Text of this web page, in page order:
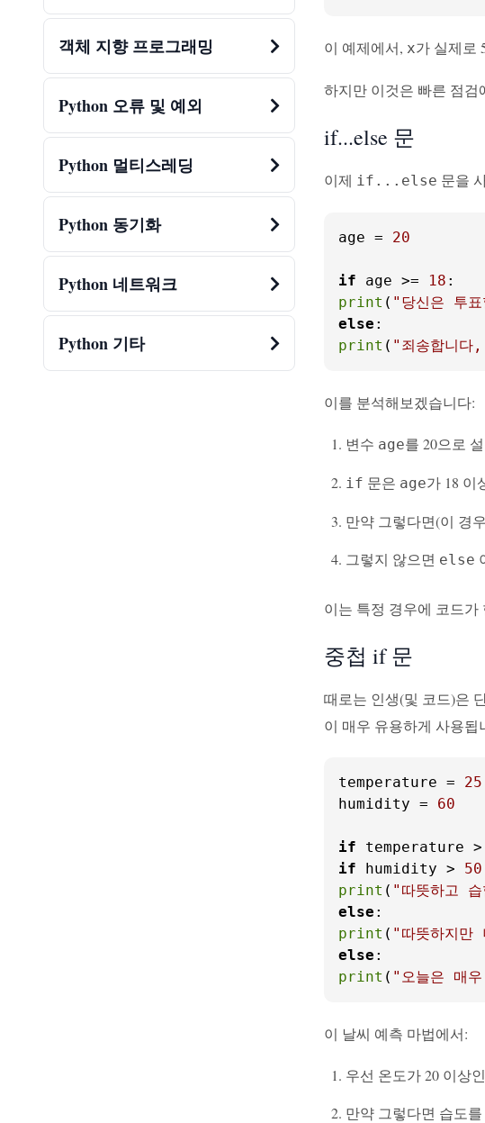
객체 지향 프로그래밍
Python 오류 및 예외
Python 멀티스레딩
Python 동기화
Python 네트워크
Python 기타
이 예제에서, x가 실제로
하지만 이것은 빠른 점
if...else 문
이제 if...else 문을
age = 20
if age >= 18
print ( "당신은 투
else
print ( "죄송합니
이를 분석해보겠습니다:
변수 age를 20으로
if 문은 age가 18 이
만약 그렇다면(이 경
그렇지 않으면 else
이는 특정 경우에 코드
중첩 if 문
때로는 인생(및 코드)은
이 매우 유용하게 사용됩
temperature = 25
humidity = 60
if temperature >
if humidity > 50
print ( "따뜻하고
else
print ( "따뜻하지만
else
print ( "오늘은 매
이 날씨 예측 마법에서:
우선 온도가 20 이상
만약 그렇다면 습도